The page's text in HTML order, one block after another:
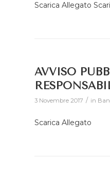
Scarica Allegato
AVVISO
3 Novembre 2017 / in
Scarica Allegato